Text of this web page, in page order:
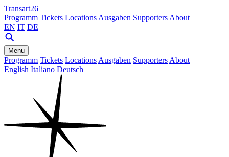
Transart26
Programm Tickets Locations Ausgaben Supporters About
EN IT DE
Menu
Programm Tickets Locations Ausgaben Supporters About
English Italiano Deutsch